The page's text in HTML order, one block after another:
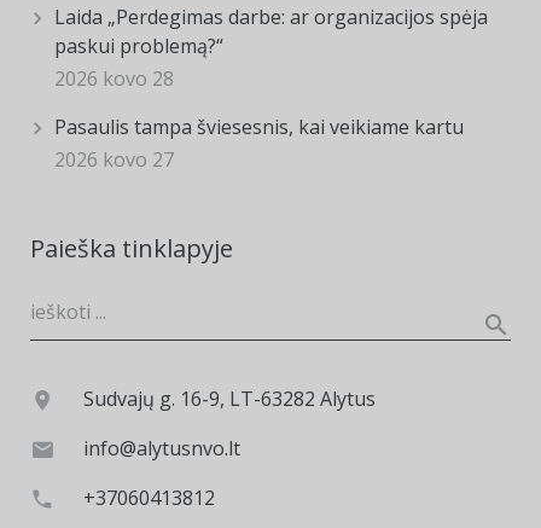
Laida „Perdegimas darbe: ar organizacijos spėja
paskui problemą?“
2026 kovo 28
Pasaulis tampa šviesesnis, kai veikiame kartu
2026 kovo 27
Paieška tinklapyje
Sudvajų g. 16-9, LT-63282 Alytus
info@alytusnvo.lt
+37060413812